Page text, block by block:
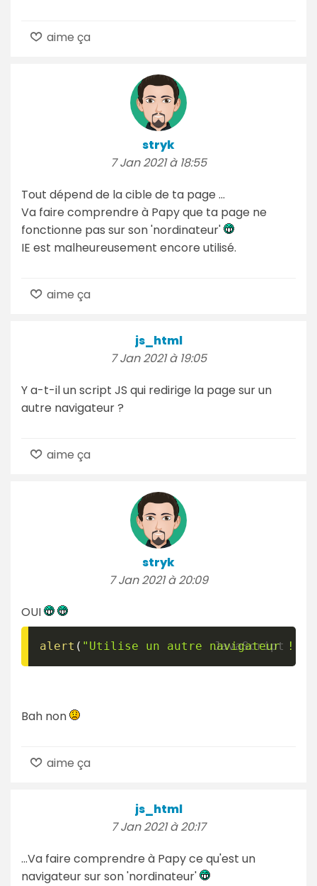
aime ça
stryk
7 Jan 2021 à 18:55
Tout dépend de la cible de ta page ...
Va faire comprendre à Papy que ta page ne
fonctionne pas sur son 'nordinateur'
IE est malheureusement encore utilisé.
aime ça
js_html
7 Jan 2021 à 19:05
Y a-t-il un script JS qui redirige la page sur un
autre navigateur ?
aime ça
stryk
7 Jan 2021 à 20:09
OUI
alert ( "Utilise un autre navigateur !"
Bah non
aime ça
js_html
7 Jan 2021 à 20:17
...Va faire comprendre à Papy ce qu'est un
navigateur sur son 'nordinateur'